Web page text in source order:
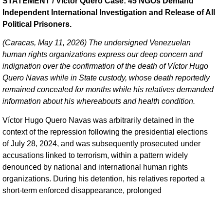
Independent International Investigation and Release of All
Political Prisoners.
(Caracas, May 11, 2026) The undersigned Venezuelan
human rights organizations express our deep concern and
indignation over the confirmation of the death of Víctor Hugo
Quero Navas while in State custody, whose death reportedly
remained concealed for months while his relatives demanded
information about his whereabouts and health condition.
Víctor Hugo Quero Navas was arbitrarily detained in the
context of the repression following the presidential elections
of July 28, 2024, and was subsequently prosecuted under
accusations linked to terrorism, within a pattern widely
denounced by national and international human rights
organizations. During his detention, his relatives reported a
short-term enforced disappearance, prolonged